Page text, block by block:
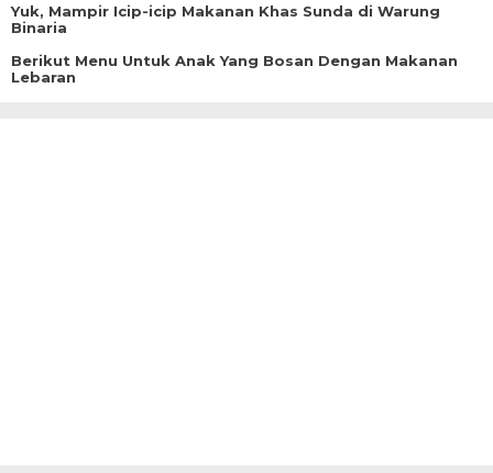
Yuk, Mampir Icip-icip Makanan Khas Sunda di Warung
Binaria
Berikut Menu Untuk Anak Yang Bosan Dengan Makanan
Lebaran